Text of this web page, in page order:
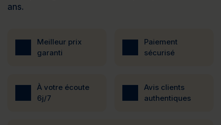
ans.
Meilleur prix
garanti
Paiement
sécurisé
À votre écoute
6j/7
Avis clients
authentiques